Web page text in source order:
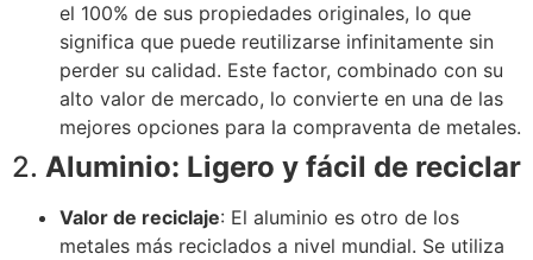
el 100% de sus propiedades originales, lo que
significa que puede reutilizarse infinitamente sin
perder su calidad. Este factor, combinado con su
alto valor de mercado, lo convierte en una de las
mejores opciones para la compraventa de metales.
2. Aluminio: Ligero y fácil de reciclar
Valor de reciclaje: El aluminio es otro de los
metales más reciclados a nivel mundial. Se utiliza